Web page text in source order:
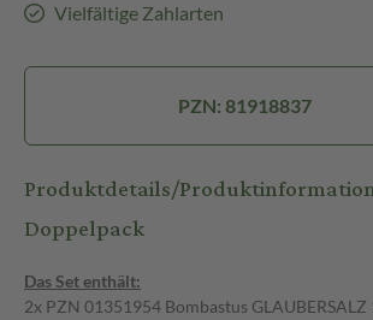
Vielfältige Zahlarten
PZN: 81918837
Produktdetails/
Doppelpack
Das Set enthält:
2x PZN 01351954 Bombastus GLAUBERSALZ